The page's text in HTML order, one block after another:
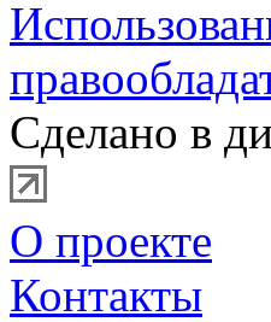
Сделано в
О проекте
Контакты